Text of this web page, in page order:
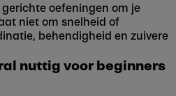
Play
gerichte oefeningen om je
niet om snelheid of
behendigheid en zuivere
nuttig voor beginners